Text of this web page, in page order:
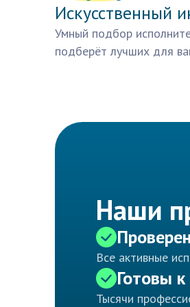
Искусственный
Умный подбор
подберёт лучших для
Наши
Все активные
Готовы
Тысячи